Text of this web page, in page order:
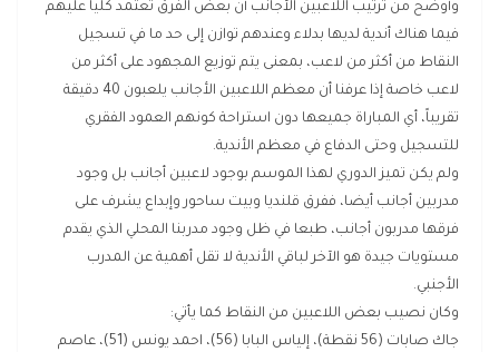
وأوضح من ترتيب اللاعبين الأجانب أن بعض الفرق تعتمد كلياً عليهم
فيما هناك أندية لديها بدلاء وعندهم توازن إلى حد ما في تسجيل
النقاط من أكثر من لاعب، بمعنى يتم توزيع المجهود على أكثر من
لاعب خاصة إذا عرفنا أن معظم اللاعبين الأجانب يلعبون 40 دقيقة
تقريباً، أي المباراة جميعها دون استراحة كونهم العمود الفقري
للتسجيل وحتى الدفاع في معظم الأندية.
ولم يكن تميز الدوري لهذا الموسم بوجود لاعبين أجانب بل وجود
مدربين أجانب أيضا، ففرق قلنديا وبيت ساحور وإبداع يشرف على
فرقها مدربون أجانب، طبعا في ظل وجود مدربنا المحلي الذي يقدم
مستويات جيدة هو الآخر لباقي الأندية لا تقل أهمية عن المدرب
الأجنبي.
وكان نصيب بعض اللاعبين من النقاط كما يأتي:
جاك صابات (56 نقطة)، إلياس البابا (56)، احمد يونس (51)، عاصم